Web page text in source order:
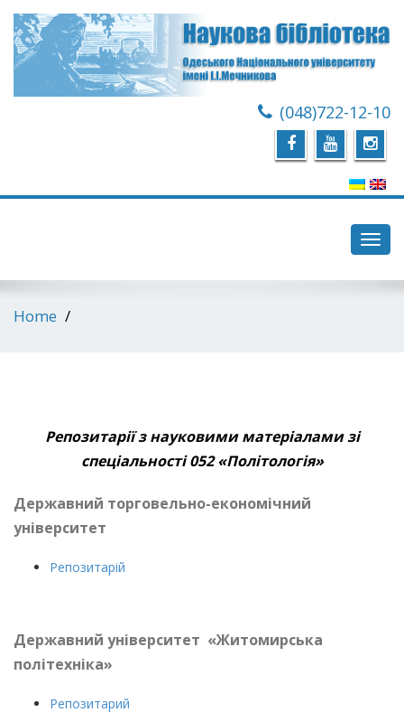
(048)722-12-10
Home
Репозитарії з науковими матеріалами зі
спеціальності052 «Політологія»
Державний торговельно-економічний
університет
Репозитарій
Державний університет «Житомирська
політехніка»
Репозитарий